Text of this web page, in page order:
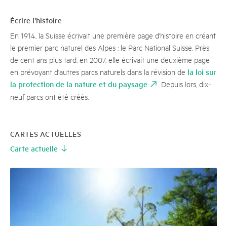
Écrire l’histoire
En 1914, la Suisse écrivait une première page d'histoire en créant
le premier parc naturel des Alpes : le Parc National Suisse. Près
de cent ans plus tard, en 2007, elle écrivait une deuxième page
en prévoyant d'autres parcs naturels dans la révision de la loi sur
la protection de la nature et du paysage
. Depuis lors, dix-
neuf parcs ont été créés.
CARTES ACTUELLES
Carte actuelle